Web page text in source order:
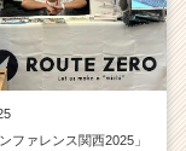
ファレンス関西2025」